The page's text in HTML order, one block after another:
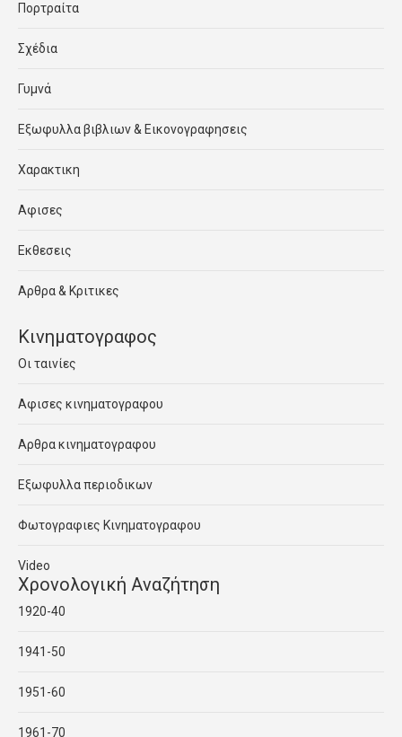
Πορτραίτα
Σχέδια
Γυμνά
Εξωφυλλα βιβλιων & Εικονογραφησεις
Χαρακτικη
Αφισες
Εκθεσεις
Αρθρα & Κριτικες
Κινηματογραφος
Οι ταινίες
Αφισες κινηματογραφου
Αρθρα κινηματογραφου
Εξωφυλλα περιοδικων
Φωτογραφιες Κινηματογραφου
Video
Χρονολογική Αναζήτηση
1920-40
1941-50
1951-60
1961-70